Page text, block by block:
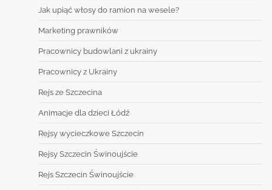
Jak upiąć włosy do ramion na wesele?
Marketing prawników
Pracownicy budowlani z ukrainy
Pracownicy z Ukrainy
Rejs ze Szczecina
Animacje dla dzieci Łódź
Rejsy wycieczkowe Szczecin
Rejsy Szczecin Świnoujście
Rejs Szczecin Świnoujście